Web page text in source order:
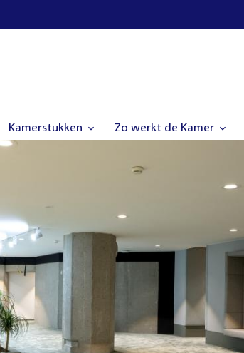
Kamerstukken Zo werkt de Kamer